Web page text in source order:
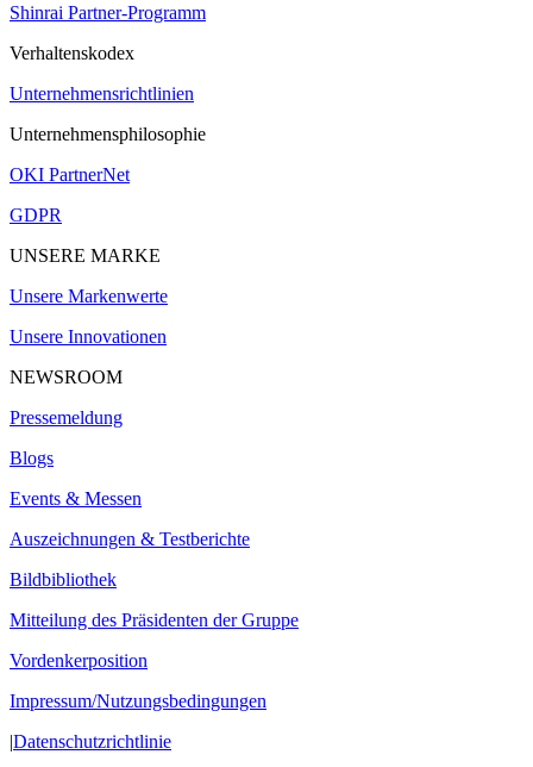
Shinrai Partner-Programm
Verhaltenskodex
Unternehmensrichtlinien
Unternehmensphilosophie
OKI PartnerNet
GDPR
UNSERE MARKE
Unsere Markenwerte
Unsere Innovationen
NEWSROOM
Pressemeldung
Blogs
Events & Messen
Auszeichnungen & Testberichte
Bildbibliothek
Mitteilung des Präsidenten der Gruppe
Vordenkerposition
Impressum/Nutzungsbedingungen
|Datenschutzrichtlinie